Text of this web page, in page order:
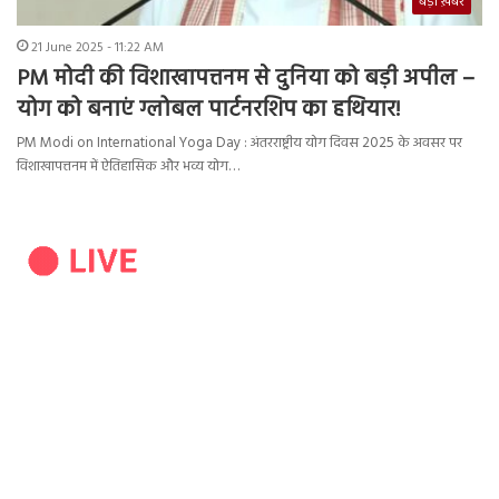
21 June 2025 - 11:22 AM
PM मोदी की विशाखापत्तनम से दुनिया को बड़ी अपील –
योग को बनाएं ग्लोबल पार्टनरशिप का हथियार!
PM Modi on International Yoga Day : अंतरराष्ट्रीय योग दिवस 2025 के अवसर पर
विशाखापत्तनम में ऐतिहासिक और भव्य योग…